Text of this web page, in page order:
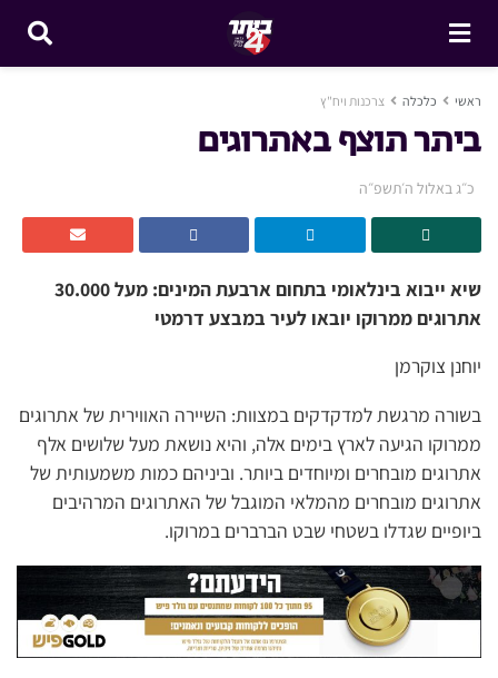
ראשי כלכלה צרכנות ויח"ץ
ביתר תוצף באתרוגים
כ״ג באלול ה׳תשפ״ה
שיא ייבוא בינלאומי בתחום ארבעת המינים: מעל 30.000
אתרוגים ממרוקו יובאו לעיר במבצע דרמטי
יוחנן צוקרמן
בשורה מרגשת למדקדקים במצוות: השיירה האווירית של אתרוגים
ממרוקו הגיעה לארץ בימים אלה, והיא נושאת מעל שלושים אלף
אתרוגים מובחרים ומיוחדים ביותר. וביניהם כמות משמעותית של
אתרוגים מובחרים מהמלאי המוגבל של האתרוגים המרהיבים
ביופיים שגדלו בשטחי שבט הברברים במרוקו.